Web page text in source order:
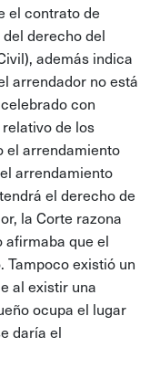
el contrato de
derecho del
además indica
arrendador no está
con
de los
el arrendamiento
arrendamiento
el derecho de
la Corte razona
que el
Tampoco existió un
al existir una
ocupa el lugar
daría el